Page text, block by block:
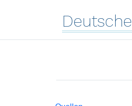
Deutsche